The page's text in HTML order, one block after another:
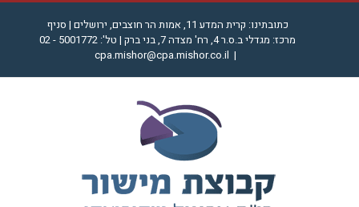
דלג
כתובתינו: קרית המדע 11, אמות הר חוצבים, ירושלים | סניף
מרכז: מגדלי ב.ס.ר 4, רח' מצדה 7, בני ברק | טל': 5001772 - 02
|
cpa.mishor@cpa.mishor.co.il